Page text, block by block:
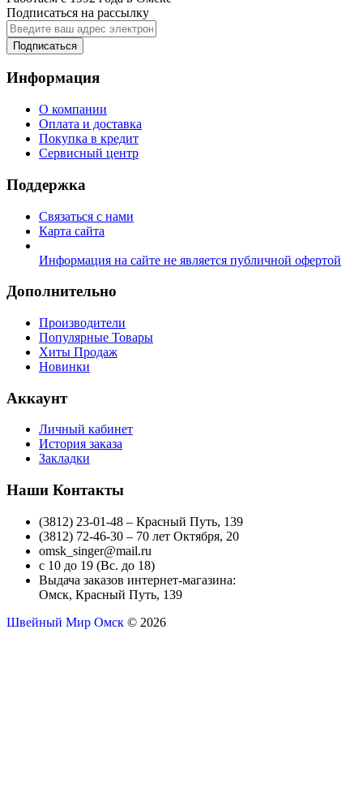
Подписаться на рассылку
Подписаться
Информация
О компании
Оплата и доставка
Покупка в кредит
Сервисный центр
Поддержка
Связаться с нами
Карта сайта
Информация на сайте не является публичной офертой
Дополнительно
Производители
Популярные Товары
Хиты Продаж
Новинки
Аккаунт
Личный кабинет
История заказа
Закладки
Наши Контакты
(3812) 23-01-48 – Красный Путь, 139
(3812) 72-46-30 – 70 лет Октября, 20
omsk_singer@mail.ru
с 10 до 19 (Вс. до 18)
Выдача заказов интернет-магазина:
Омск, Красный Путь, 139
Швейный Мир Омск © 2026